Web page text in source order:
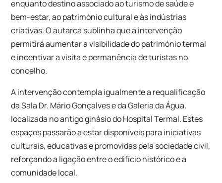
enquanto destino associado ao turismo de saúde e
bem-estar, ao património cultural e às indústrias
criativas. O autarca sublinha que a intervenção
permitirá aumentar a visibilidade do património termal
e incentivar a visita e permanência de turistas no
concelho.
A intervenção contempla igualmente a requalificação
da Sala Dr. Mário Gonçalves e da Galeria da Água,
localizada no antigo ginásio do Hospital Termal. Estes
espaços passarão a estar disponíveis para iniciativas
culturais, educativas e promovidas pela sociedade civil,
reforçando a ligação entre o edifício histórico e a
comunidade local.